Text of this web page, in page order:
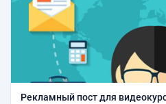
Рекламный пост для